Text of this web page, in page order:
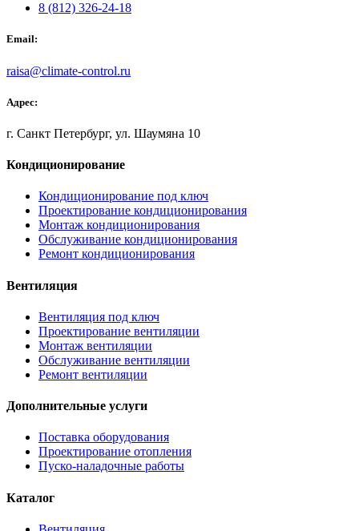
8 (812) 326-24-18
Email:
raisa@climate-control.ru
Адрес:
г. Санкт Петербург, ул. Шаумяна 10
Кондиционирование
Кондиционирование под ключ
Проектирование кондиционирования
Монтаж кондиционирования
Обслуживание кондиционирования
Ремонт кондиционирования
Вентиляция
Вентиляция под ключ
Проектирование вентиляции
Монтаж вентиляции
Обслуживание вентиляции
Ремонт вентиляции
Дополнительные услуги
Поставка оборудования
Проектирование отопления
Пуско-наладочные работы
Каталог